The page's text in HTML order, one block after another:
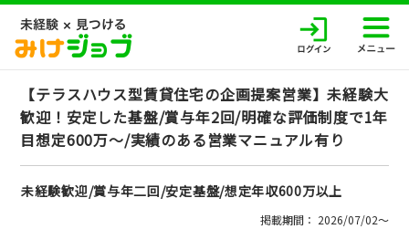
【テラスハウス型賃貸住宅の企画提案営業】未経験大
歓迎！安定した基盤/賞与年2回/明確な評価制度で1年
目想定600万～/実績のある営業マニュアル有り
未経験歓迎/賞与年二回/安定基盤/想定年収600万以上
掲載期間： 2026/07/02〜